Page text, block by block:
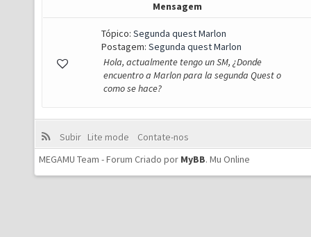
Mensagem
Tópico: Segunda quest Marlon
Postagem: Segunda quest Marlon
Hola, actualmente tengo un SM, ¿Donde
encuentro a Marlon para la segunda Quest o
como se hace?
Subir Lite mode
Contate-nos
MEGAMU Team - Forum Criado por MyBB. Mu Online